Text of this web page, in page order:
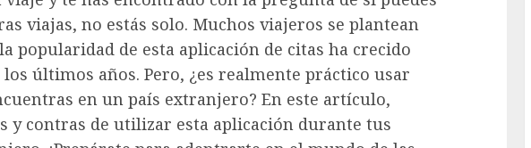
viajas, no estás solo. Muchos viajeros se plantean
popularidad de esta aplicación de citas ha crecido
últimos años. Pero, ¿es realmente práctico usar
en un país extranjero? En este artículo,
y contras de utilizar esta aplicación durante tus